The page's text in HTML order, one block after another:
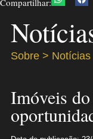
Sobre > Notícias
Imóveis